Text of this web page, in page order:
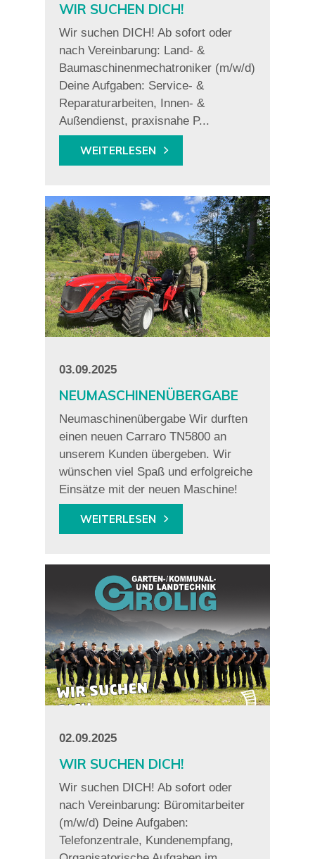
WIR SUCHEN DICH!
Wir suchen DICH! Ab sofort oder
nach Vereinbarung: Land- &
Baumaschinenmechatroniker (m/w/d)
Deine Aufgaben: Service- &
Reparaturarbeiten, Innen- &
Außendienst, praxisnahe P...
WEITERLESEN
03.09.2025
NEUMASCHINENÜBERGABE
Neumaschinenübergabe Wir durften
einen neuen Carraro TN5800 an
unserem Kunden übergeben. Wir
wünschen viel Spaß und erfolgreiche
Einsätze mit der neuen Maschine!
WEITERLESEN
02.09.2025
WIR SUCHEN DICH!
Wir suchen DICH! Ab sofort oder
nach Vereinbarung: Büromitarbeiter
(m/w/d) Deine Aufgaben:
Telefonzentrale, Kundenempfang,